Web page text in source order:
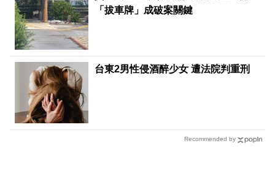
「拔車牌」成破案關鍵
台東2男性侵酒醉少女 遭法院判重刑
Recommended by